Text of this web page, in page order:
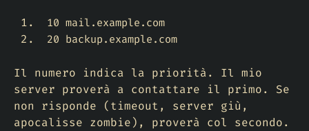
10 mail.example.com
20 backup.example.com
Il numero indica la priorità. Il mio
server proverà a contattare il primo. Se
non risponde (timeout, server giù,
apocalisse zombie), proverà col secondo.